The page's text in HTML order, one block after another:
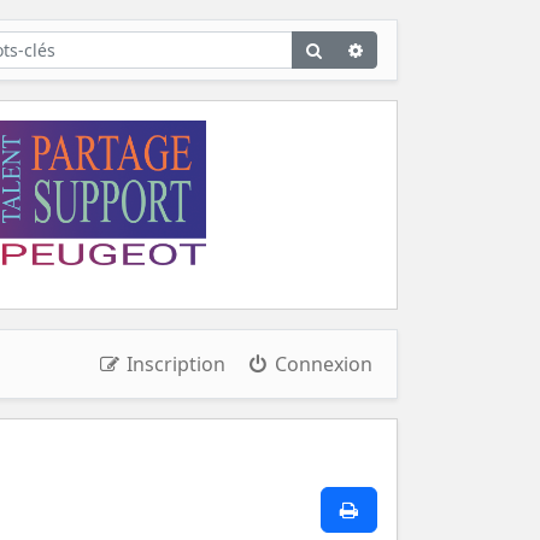
Rechercher
avancée
Inscription Connexion